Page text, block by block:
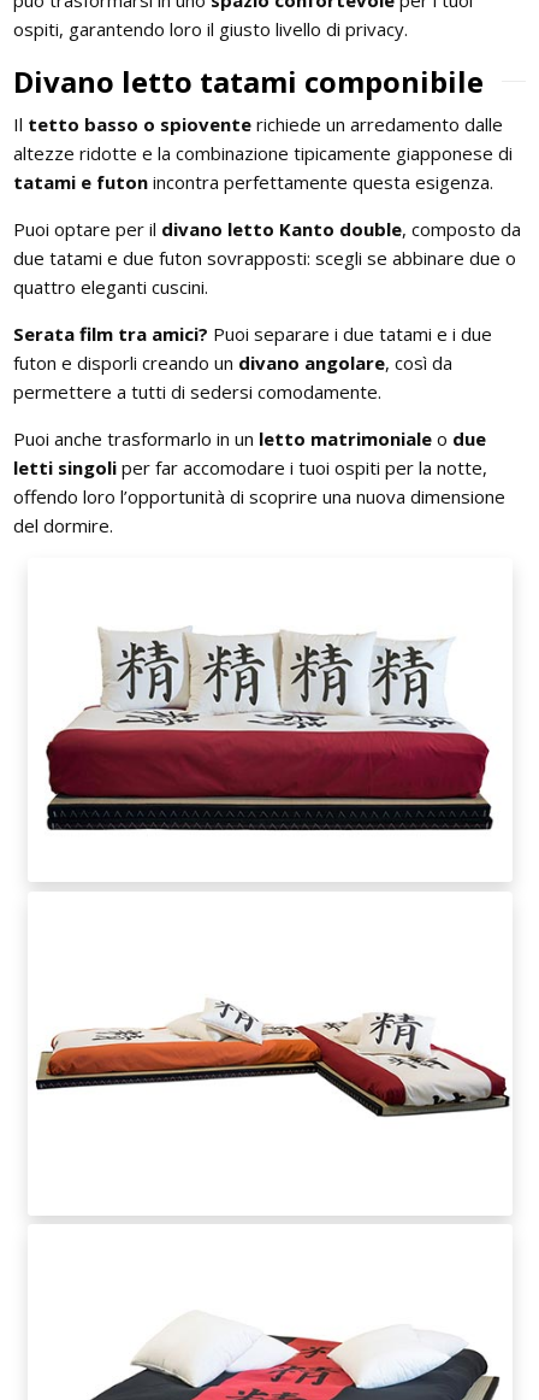
ospiti, garantendo loro il giusto livello di privacy.
Divano letto tatami componibile
Il tetto basso o spiovente richiede un arredamento dalle
altezze ridotte e la combinazione tipicamente giapponese di
tatami e futon incontra perfettamente questa esigenza.
Puoi optare per il divano letto Kanto double, composto da
due tatami e due futon sovrapposti: scegli se abbinare due o
quattro eleganti cuscini.
Serata film tra amici? Puoi separare i due tatami e i due
futon e disporli creando un divano angolare, così da
permettere a tutti di sedersi comodamente.
Puoi anche trasformarlo in un letto matrimoniale o due
letti singoli per far accomodare i tuoi ospiti per la notte,
offendo loro l’opportunità di scoprire una nuova dimensione
del dormire.
Armadi
Poltrone letto in legno
Panche in legno
Vetrine in legno
Tavoli
ARREDO SU MISURA
Armadi e mobiletti
Pavimentazione tatami
Materassi ad hoc
DISCIPLINE
Scuole / Operatori Shiatsu
Kit Tatami + Futon
SU MISURA
Porte scorrevoli
Interior color design & feng shui
PICCOLI SPAZI
Camera da letto piccola
Camera da letto su soppalco o mansarda
Area meditazione e relax
Guide: Letti e Divani in legno
I materiali dei materassi in lattice